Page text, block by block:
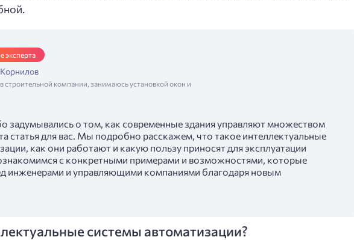
эксперта
строительной компании, занимаюсь установкой окон и
задумывались о том, как современные здания управляют множеством
статья для вас. Мы подробно расскажем, что такое интеллектуальные
как они работают и какую пользу приносят для эксплуатации
с конкретными примерами и возможностями, которые
инженерами и управляющими компаниями благодаря новым
системы автоматизации?